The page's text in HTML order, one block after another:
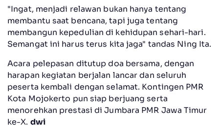
"Ingat, menjadi relawan bukan hanya tentang
membantu saat bencana, tapi juga tentang
membangun kepedulian di kehidupan sehari-hari.
Semangat ini harus terus kita jaga" tandas Ning Ita.
Acara pelepasan ditutup doa bersama, dengan
harapan kegiatan berjalan lancar dan seluruh
peserta kembali dengan selamat. Kontingen PMR
Kota Mojokerto pun siap berjuang serta
menorehkan prestasi di Jumbara PMR Jawa Timur
ke-X. dwi